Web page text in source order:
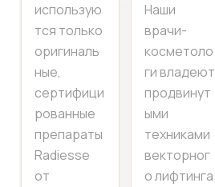
использую
тся только
оригиналь
ные,
сертифици
рованные
препараты
Radiesse
от
Наши
врачи-
косметоло
ги владеют
продвинут
ыми
техниками
векторног
о лифтинга